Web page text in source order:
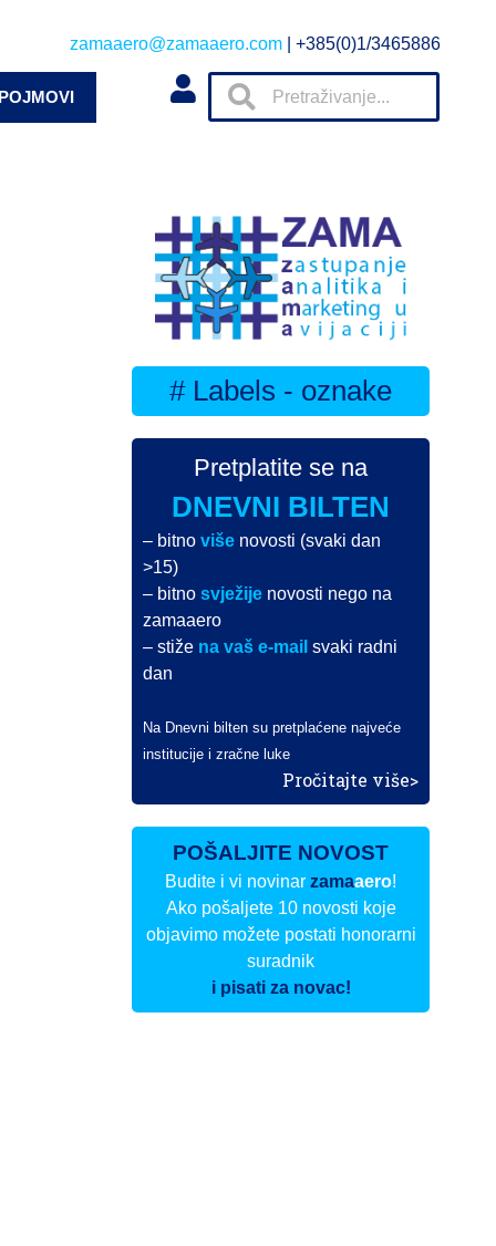
zamaaero@zamaaero.com | +385(0)1/3465886
# Labels - oznake
Pretplatite se na
DNEVNI BILTEN
– bitnoviše novosti (svaki dan
>15)
– bitnosvježije novosti nego na
zamaaero
– stiže na vaš e-mail svaki radni
dan
Na Dnevni bilten su pretplaćene najveće
institucije i zračne luke
Pročitajte više>
POŠALJITE NOVOST
Budite i vi novinarzamaaero!
Ako pošaljete 10 novosti koje
objavimo možete postati honorarni
suradnik
i pisati za novac!